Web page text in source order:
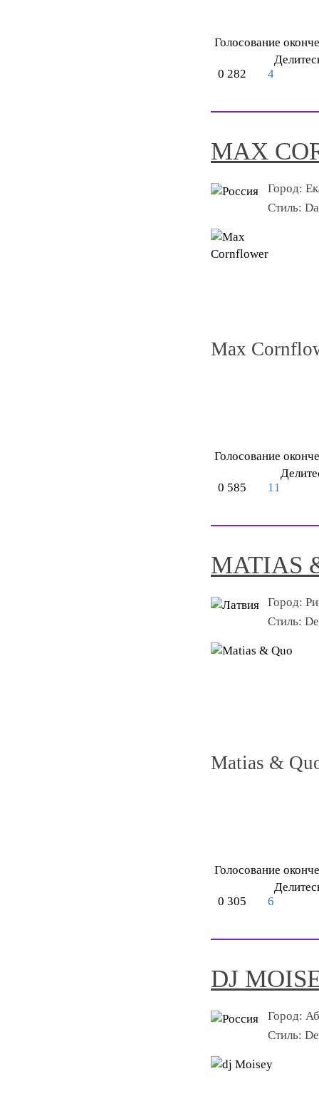
Голосование
4
0 282
MAX
Город:
Стиль:
Max
Голосование
11
0 585
MATIAS
Город:
Стиль:
Matias &
Голосование
6
0 305
DJ
Город:
Стиль: